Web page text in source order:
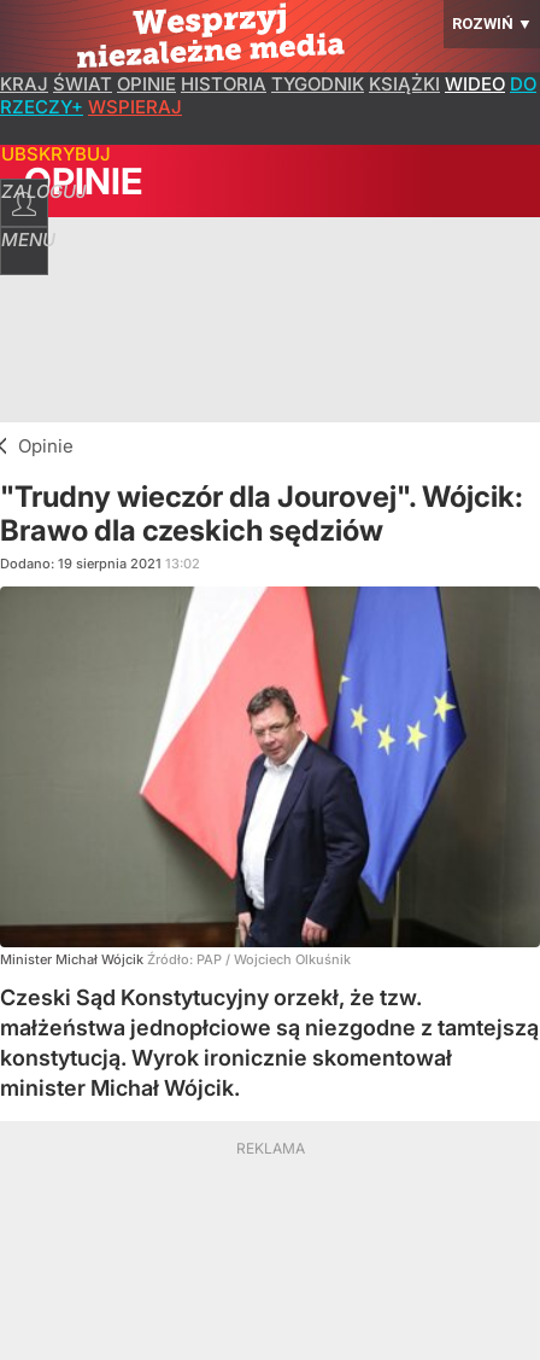
ROZWIŃ ▼
KRAJ ŚWIAT OPINIE HISTORIA TYGODNIK KSIĄŻKI WIDEO DO
RZECZY+ WSPIERAJ
ZALOGUJ
MENU
OPINIE
Opinie
"Trudny wieczór dla Jourovej". Wójcik:
Brawo dla czeskich sędziów
Dodano: 19 sierpnia 2021 13:02
Minister Michał Wójcik Źródło: PAP / Wojciech Olkuśnik
Czeski Sąd Konstytucyjny orzekł, że tzw.
małżeństwa jednopłciowe są niezgodne z tamtejszą
konstytucją. Wyrok ironicznie skomentował
minister Michał Wójcik.